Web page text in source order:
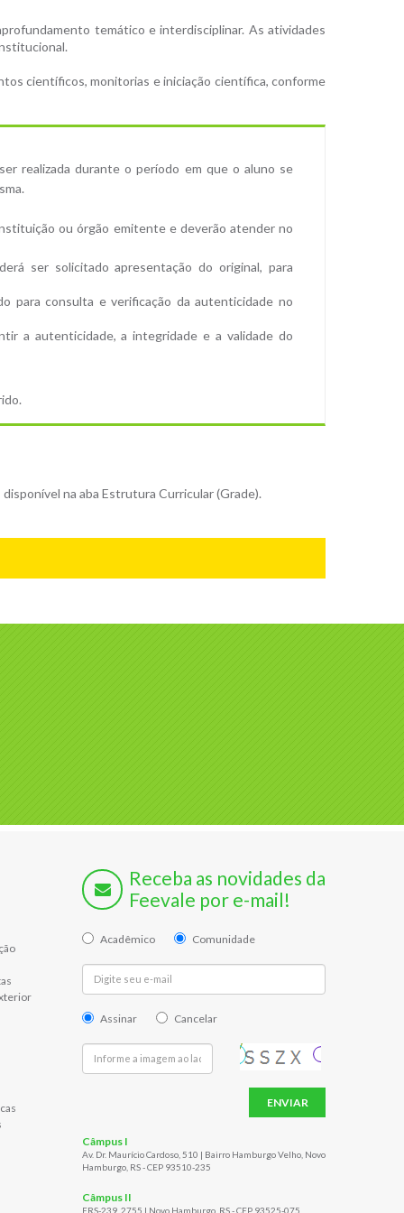
temático e interdisciplinar. As atividades
científicos, monitorias e iniciação científica, conforme
realizada durante o período em que o aluno se
ou órgão emitente e deverão atender no
ser solicitado apresentação do original, para
para consulta e verificação da autenticidade no
a autenticidade, a integridade e a validade do
na aba Estrutura Curricular (Grade).
Receba as novidades da
Feevale por e-mail!
Acadêmico Comunidade
Assinar Cancelar
ENVIAR
Câmpus I
Av. Dr. Maurício Cardoso, 510 | Bairro Hamburgo Velho, Novo
Hamburgo, RS - CEP 93510-235
Câmpus II
ERS-239, 2755 | Novo Hamburgo, RS - CEP 93525-075